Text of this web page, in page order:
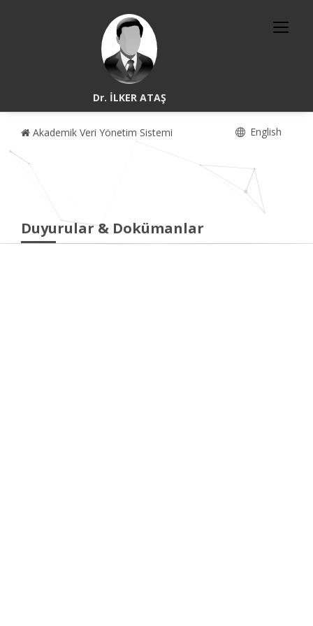
Dr. İLKER ATAŞ
Akademik Veri Yönetim Sistemi English
Duyurular & Dokümanlar